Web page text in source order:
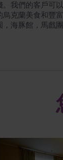
我們的客戶可
克蘭美食和豐
，海豚館，馬戲